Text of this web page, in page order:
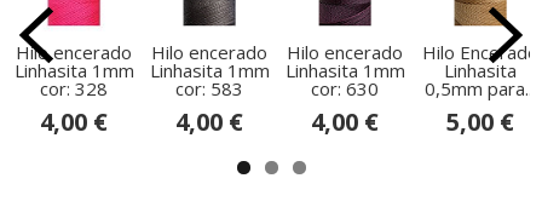
Hilo encerado
Linhasita 1mm
cor: 328
4,00 €
Hilo encerado
Linhasita 1mm
cor: 583
4,00 €
Hilo encerado
Linhasita 1mm
cor: 630
4,00 €
Hilo Encerado
Linhasita
0,5mm para...
5,00 €